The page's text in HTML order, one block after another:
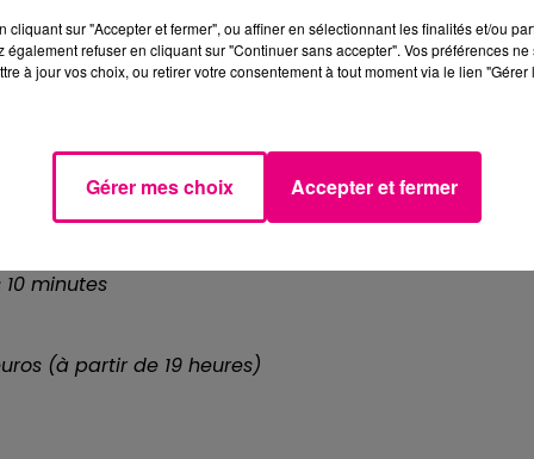
inviterons aussi à venir
Matin.
».
de 14 heures à minuit
minutes
(à partir de 19 heures)
cliquant sur "Accepter et fermer", ou affiner en sélectionnant les finalités et/ou
également refuser en cliquant sur "Continuer sans accepter". Vos préférences
à jour vos choix, ou retirer votre consentement à tout moment via le lien
Gérer mes choix Accepter et fermer